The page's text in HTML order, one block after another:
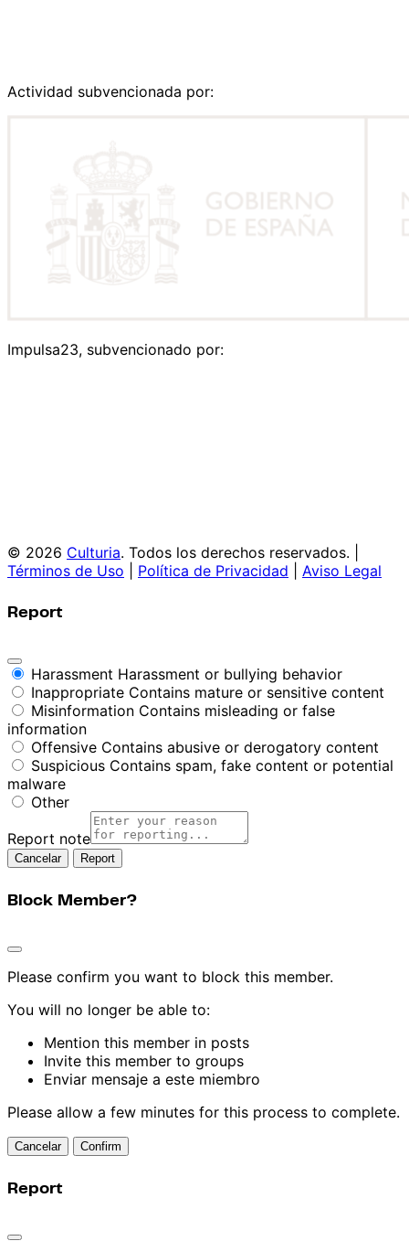
Actividad subvencionada por:
Impulsa23, subvencionado por:
© 2026 Culturia. Todos los derechos reservados. |
Términos de Uso
Política de Privacidad Aviso Legal
Report
Harassment Harassment or bullying behavior
Inappropriate Contains mature or sensitive content
Misinformation Contains misleading or false
information
Offensive Contains abusive or derogatory content
Suspicious Contains spam, fake content or potential
malware
Other
Report note
Report
Block Member?
Please confirm you want to block this member.
You will no longer be able to:
Mention this member in posts
Invite this member to groups
Enviar mensaje a este miembro
Please allow a few minutes for this process to complete.
Confirm
Report